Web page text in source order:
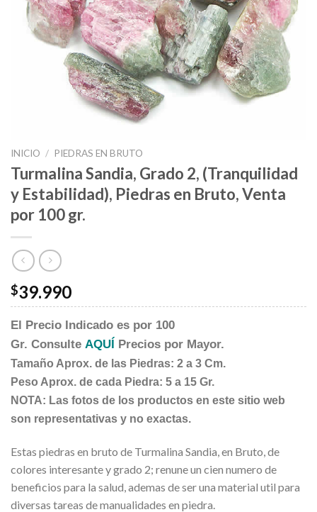
INICIO / PIEDRAS EN BRUTO
Turmalina Sandia, Grado 2, (Tranquilidad
y Estabilidad), Piedras en Bruto, Venta
por 100 gr.
$39.990
El Precio Indicado es por 100
Gr. Consulte AQUÍ Precios por Mayor.
Tamaño Aprox. de las Piedras: 2 a 3 Cm.
Peso Aprox. de cada Piedra: 5 a 15 Gr.
NOTA: Las fotos de los productos en este sitio web
son representativas y no exactas.
Estas piedras en bruto de Turmalina Sandia, en Bruto, de
colores interesante y grado 2; renune un cien numero de
beneficios para la salud, ademas de ser una material util para
diversas tareas de manualidades en piedra.